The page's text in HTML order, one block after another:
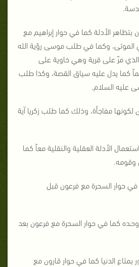
بتظاهر الأدلة كما في حوار إبراهيم مع
الموتى، وكما في طلب موسى رؤية الله
مرّ على قرية وهي خاوية على
كما يدل عليه سياق القصة، وكذا طلب
عليه السلام.
لكونها مفاجأة، وذلك كما طلب زكريا آية
الأدلة العقلية والنقلية معاً كما
وقومه.
في حوار السحرة مع فرعون قبل
وحـده كما في حوار السحرة مع فرعون بعد
بمتاع الدنيا كما في حوار قارون مع